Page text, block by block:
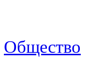
Общество